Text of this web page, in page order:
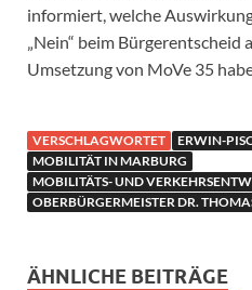
informiert, welche
„Nein“ beim Bürgerentscheid
Umsetzung von MoVe 35
VERSCHLAGWORTET ERWIN-
MOBILITÄT IN MARBURG
MOBILITÄTS- UND
OBERBÜRGERMEISTER DR.
ÄHNLICHE BEITRÄGE